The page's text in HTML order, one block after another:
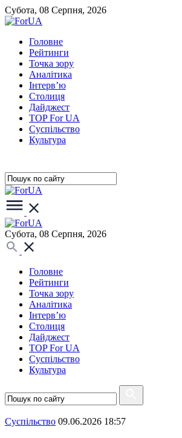
Субота, 08 Серпня, 2026
Головне
Рейтинги
Точка зору
Аналітика
Інтерв’ю
Столиця
Дайджест
TOP For UA
Суспiльство
Культура
Субота, 08 Серпня, 2026
Головне
Рейтинги
Точка зору
Аналітика
Інтерв’ю
Столиця
Дайджест
TOP For UA
Суспiльство
Культура
Суспiльство 09.06.2026 18:57